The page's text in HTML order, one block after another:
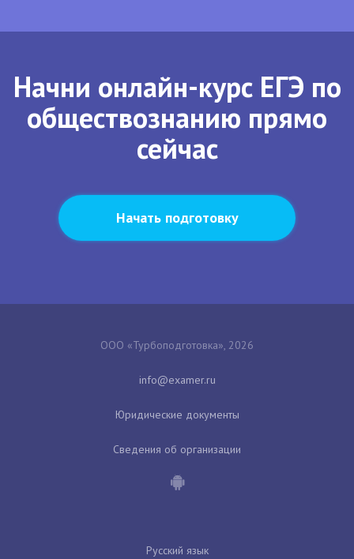
Начни онлайн-курс ЕГЭ по
обществознанию прямо
сейчас
Начать подготовку
ООО «Турбоподготовка», 2026
Юридические документы
Сведения об организации
Русский язык